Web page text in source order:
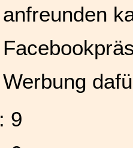
anfreunden
Werbung
: 9